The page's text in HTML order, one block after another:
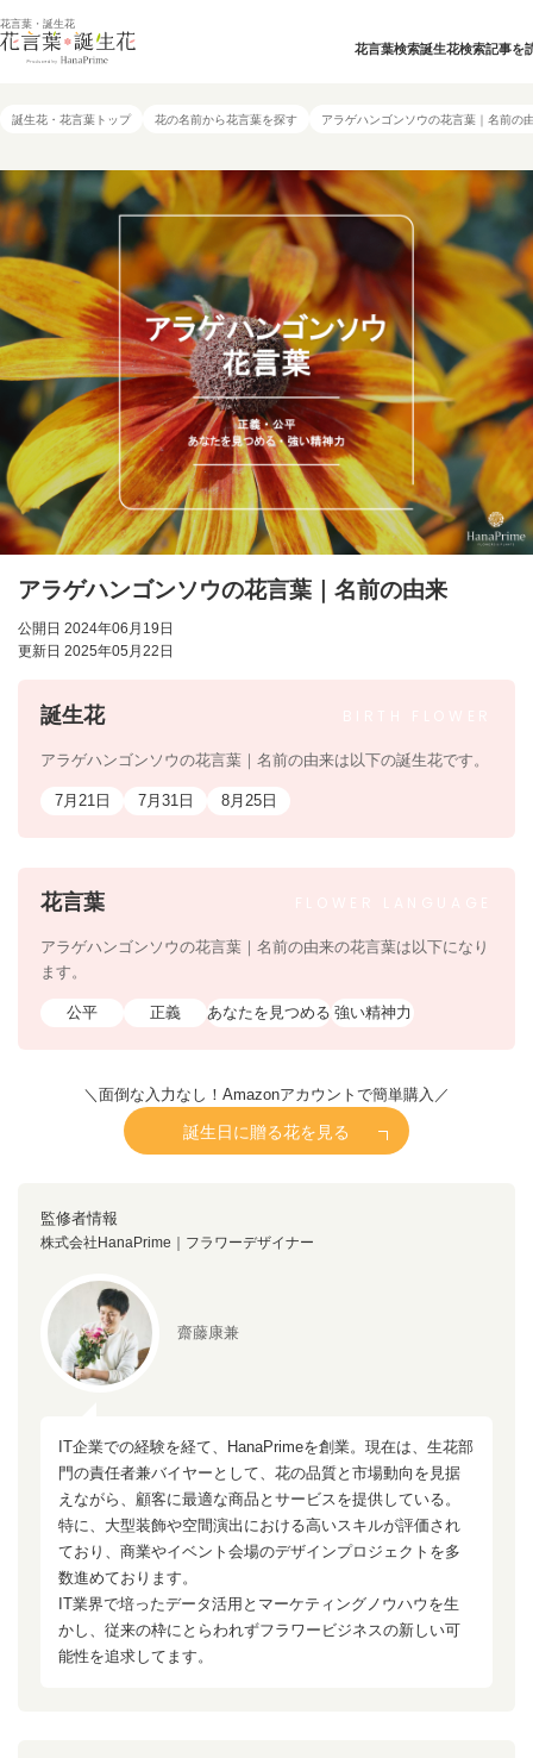
花言葉・誕生花
花言葉検索誕生花検索記事を
誕生花・花言葉トップ 花の名前から花言葉を探す アラゲハンゴンソウの花言葉｜名前の
アラゲハンゴンソウの花言葉｜名前の由来
公開日 2024年06月19日
更新日 2025年05月22日
誕生花
アラゲハンゴンソウの花言葉｜名前の由来は以下の誕生花です。
7月21日 7月31日 8月25日
花言葉
アラゲハンゴンソウの花言葉｜名前の由来の花言葉は以下になり
ます。
公平 正義 あなたを見つめる 強い精神力
＼面倒な入力なし！Amazonアカウントで簡単購入／
誕生日に贈る花を見る
監修者情報
株式会社HanaPrime｜フラワーデザイナー
齋藤康兼
IT企業での経験を経て、HanaPrimeを創業。現在は、生花部
門の責任者兼バイヤーとして、花の品質と市場動向を見据
えながら、顧客に最適な商品とサービスを提供している。
特に、大型装飾や空間演出における高いスキルが評価され
ており、商業やイベント会場のデザインプロジェクトを多
数進めております。
IT業界で培ったデータ活用とマーケティングノウハウを生
かし、従来の枠にとらわれずフラワービジネスの新しい可
能性を追求してます。